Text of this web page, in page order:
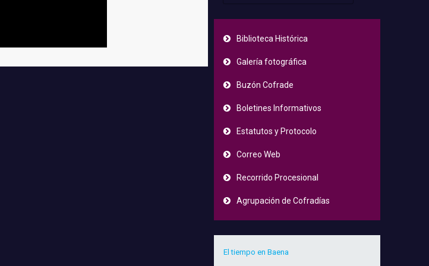
Biblioteca Histórica
Galería fotográfica
Buzón Cofrade
Boletines Informativos
Estatutos y Protocolo
Correo Web
Recorrido Procesional
Agrupación de Cofradías
El tiempo en Baena